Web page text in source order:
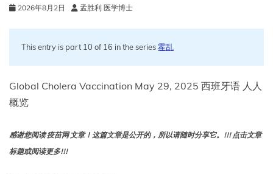
2026年8月2日 孟胜利 医学博士
This entry is part 10 of 16 in the series霍乱
Global Cholera Vaccination May 29, 2025 西班牙语 人人
概览
感谢您阅读 疫苗网 文章！这篇文章是公开的，所以请随时分享它。!!! 点击文章
标题或阅读更多!!!